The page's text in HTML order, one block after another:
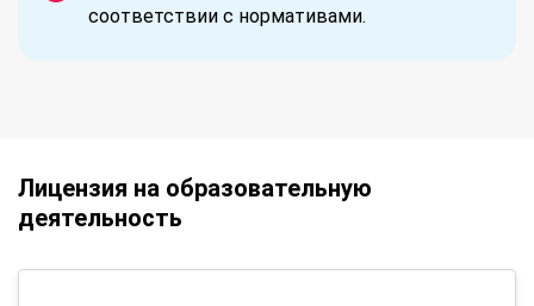
соответствии с нормативами.
Лицензия на образовательную
деятельность